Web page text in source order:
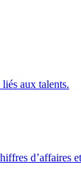
aux talents.
d’affaires